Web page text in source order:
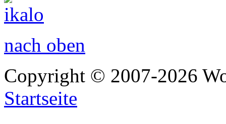
nach oben
Copyright © 2007-2026
Startseite